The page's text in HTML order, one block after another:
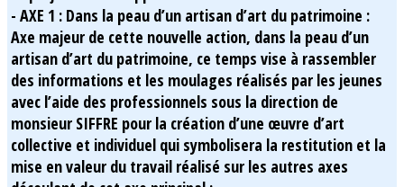
- AXE 1 : Dans la peau d’un artisan d’art du patrimoine :
Axe majeur de cette nouvelle action, dans la peau d’un
artisan d’art du patrimoine, ce temps vise à rassembler
des informations et les moulages réalisés par les jeunes
avec l’aide des professionnels sous la direction de
monsieur SIFFRE pour la création d’une œuvre d’art
collective et individuel qui symbolisera la restitution et la
mise en valeur du travail réalisé sur les autres axes